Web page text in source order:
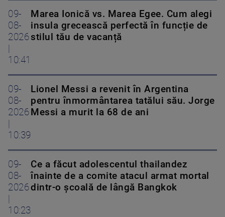
09-
08-
2026
10:41
Marea Ionică vs. Marea Egee. Cum alegi
insula grecească perfectă în funcție de
stilul tău de vacanță
09-
08-
2026
10:39
Lionel Messi a revenit în Argentina
pentru înmormântarea tatălui său. Jorge
Messi a murit la 68 de ani
09-
08-
2026
10:23
Ce a făcut adolescentul thailandez
înainte de a comite atacul armat mortal
dintr-o școală de lângă Bangkok